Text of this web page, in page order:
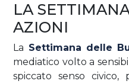
LA
AZIONI
La Settimana delle
mediatico volto a
spiccato senso